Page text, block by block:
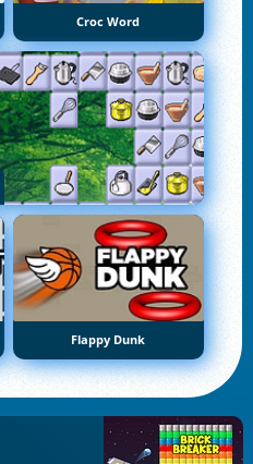
Croc Word
Flappy Dunk